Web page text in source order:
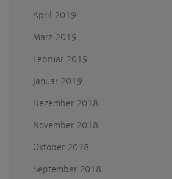
April 2019
März 2019
Februar 2019
Januar 2019
Dezember 2018
November 2018
Oktober 2018
September 2018